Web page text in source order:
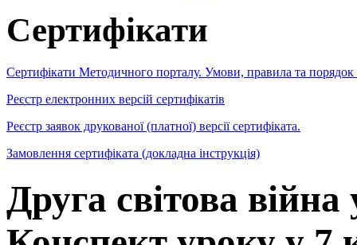
Сертифікати
Сертифікати Методичного порталу. Умови, правила та порядок
Реєстр електронних версій сертифікатів
Реєстр заявок друкованої (платної) версії сертифіката.
Замовлення сертифіката (докладна інструкція)
Друга світова війна